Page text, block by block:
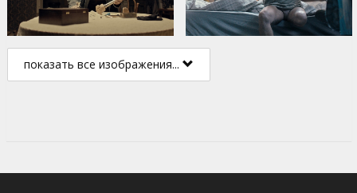
показать все изображения...